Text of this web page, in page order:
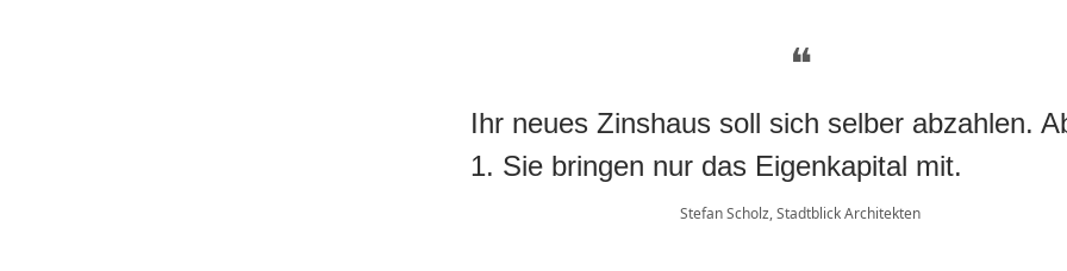
❝
Ihr neues Zinshaus soll sich selber abzahlen.
1. Sie bringen nur das Eigenkapital mit.
Stefan Scholz, Stadtblick Architekten